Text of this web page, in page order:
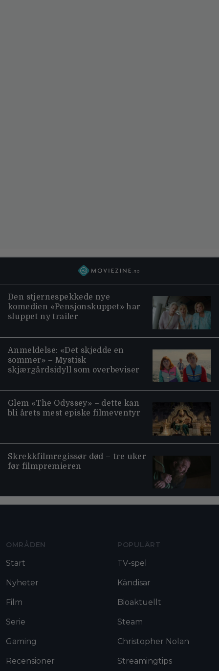
Den stjernespekkede nye
komedien «Pensjonskuppet» har
sluppet ny trailer
Anmeldelse: «Det skjedde en
sommer» – Mystisk
skjærgårdsidyll som overbeviser
Glem «The Odyssey» – dette kan
bli årets mest episke filmeventyr
Skrekkfilmregissør død – tre uker
før filmpremieren
OMRÅDEN
Start
Nyheter
Film
Serie
Gaming
Recensioner
POPULÄRT
TV-spel
Kändisar
Bioaktuellt
Steam
Christopher Nolan
Streamingtips